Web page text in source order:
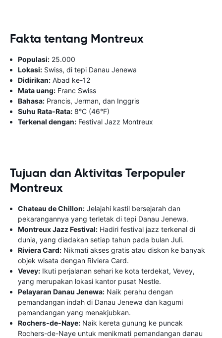
Fakta tentang Montreux
Populasi: 25.000
Lokasi: Swiss, di tepi Danau Jenewa
Didirikan: Abad ke-12
Mata uang: Franc Swiss
Bahasa: Prancis, Jerman, dan Inggris
Suhu Rata-Rata: 8°C (46°F)
Terkenal dengan: Festival Jazz Montreux
Tujuan dan Aktivitas Terpopuler
Montreux
Chateau de Chillon: Jelajahi kastil bersejarah dan
pekarangannya yang terletak di tepi Danau Jenewa.
Montreux Jazz Festival: Hadiri festival jazz terkenal di
dunia, yang diadakan setiap tahun pada bulan Juli.
Riviera Card: Nikmati akses gratis atau diskon ke banyak
objek wisata dengan Riviera Card.
Vevey: Ikuti perjalanan sehari ke kota terdekat, Vevey,
yang merupakan lokasi kantor pusat Nestle.
Pelayaran Danau Jenewa: Naik perahu dengan
pemandangan indah di Danau Jenewa dan kagumi
pemandangan yang menakjubkan.
Rochers-de-Naye: Naik kereta gunung ke puncak
Rochers-de-Naye untuk menikmati pemandangan danau